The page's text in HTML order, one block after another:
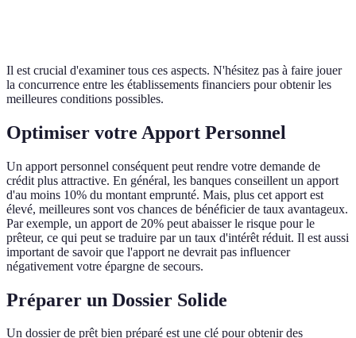
Il est crucial d'examiner tous ces aspects. N'hésitez pas à faire jouer
la concurrence entre les établissements financiers pour obtenir les
meilleures conditions possibles.
Optimiser votre Apport Personnel
Un apport personnel conséquent peut rendre votre demande de
crédit plus attractive. En général, les banques conseillent un apport
d'au moins 10% du montant emprunté. Mais, plus cet apport est
élevé, meilleures sont vos chances de bénéficier de taux avantageux.
Par exemple, un apport de 20% peut abaisser le risque pour le
prêteur, ce qui peut se traduire par un taux d'intérêt réduit. Il est aussi
important de savoir que l'apport ne devrait pas influencer
négativement votre épargne de secours.
Préparer un Dossier Solide
Un dossier de prêt bien préparé est une clé pour obtenir des